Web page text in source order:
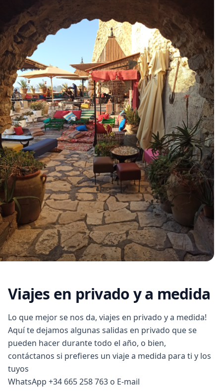
Viajes en privado y a medida
Lo que mejor se nos da, viajes en privado y a medida!
Aquí te dejamos algunas salidas en privado que se
pueden hacer durante todo el año, o bien,
contáctanos si prefieres un viaje a medida para ti y los
tuyos
WhatsApp +34 665 258 763 o E-mail